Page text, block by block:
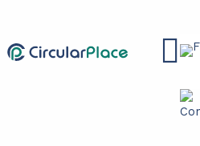
contenu
Main